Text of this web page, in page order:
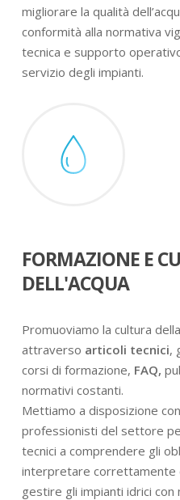
migliorare la qualità
conformità alla normativa
tecnica e supporto
servizio degli impianti.
FORMAZIONE E
DELL'ACQUA
Promuoviamo la cultura
attraverso articoli tecnici,
corsi di formazione, FAQ,
normativi costanti.
Mettiamo a disposizione
professionisti del settore
tecnici a comprendere gli
interpretare correttamente
gestire gli impianti idrici